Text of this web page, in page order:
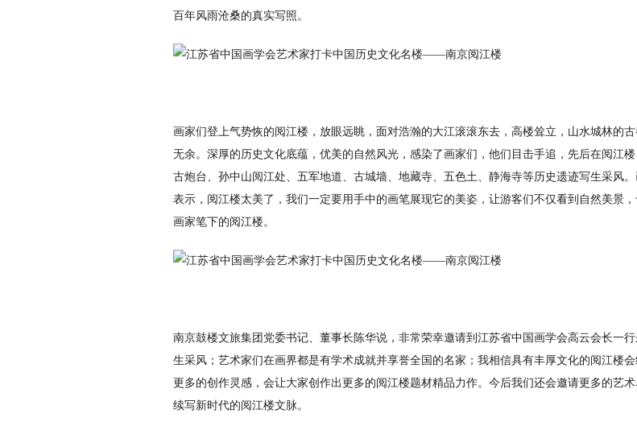
百年风雨沧桑的真实写照。
画家们登上气势恢的阅江楼，放眼远眺，面对浩瀚的大江滚滚东去，高楼耸立，山水城林的
无余。深厚的历史文化底蕴，优美的自然风光，感染了画家们，他们目击手追，先后在阅江楼
古炮台、孙中山阅江处、五军地道、古城墙、地藏寺、五色土、静海寺等历史遗迹写生采风
表示，阅江楼太美了，我们一定要用手中的画笔展现它的美姿，让游客们不仅看到自然美景，
画家笔下的阅江楼。
南京鼓楼文旅集团党委书记、董事长陈华说，非常荣幸邀请到江苏省中国画学会高云会长一
生采风；艺术家们在画界都是有学术成就并享誉全国的名家；我相信具有丰厚文化的阅江楼
更多的创作灵感，会让大家创作出更多的阅江楼题材精品力作。今后我们还会邀请更多的艺术
续写新时代的阅江楼文脉。